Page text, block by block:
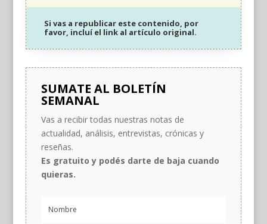
Si vas a republicar este contenido, por
favor, incluí el link al artículo original.
SUMATE AL BOLETÍN
SEMANAL
Vas a recibir todas nuestras notas de
actualidad, análisis, entrevistas, crónicas y
reseñas.
Es gratuito y podés darte de baja cuando
quieras.